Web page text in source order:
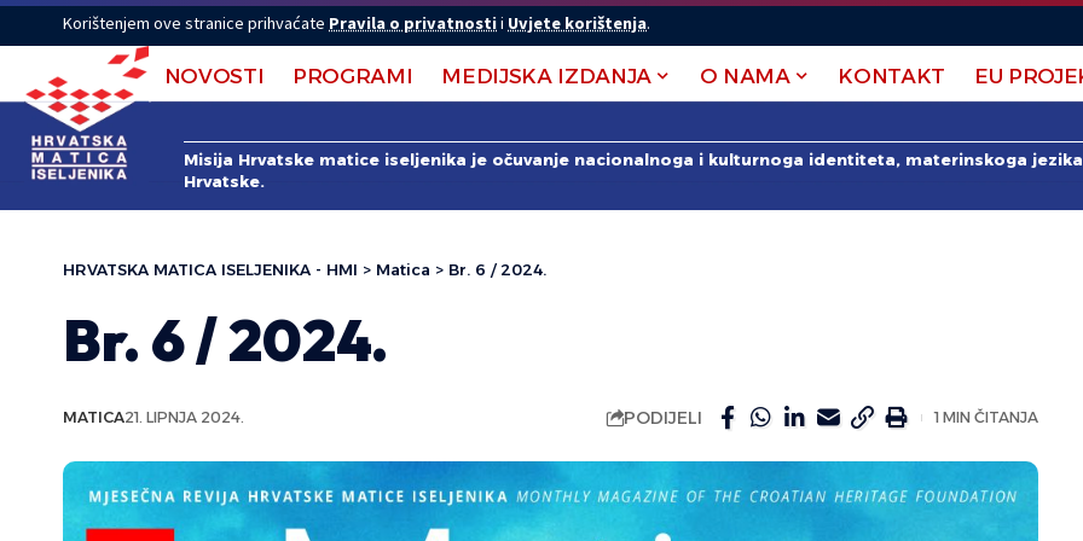
Korištenjem ove stranice prihvaćate Pravila o privatnostii Uvjete korištenja.
NOVOSTI PROGRAMI MEDIJSKA IZDANJA O NAMA KONTAKT EU
Misija Hrvatske matice iseljenika je očuvanje nacionalnoga i kulturnoga identiteta, materinskoga
Hrvatske.
HRVATSKA MATICA ISELJENIKA - HMI > Matica > Br. 6 / 2024.
Br. 6 / 2024.
MATICA21. LIPNJA 2024. PODIJELI 1 MIN ČITANJA